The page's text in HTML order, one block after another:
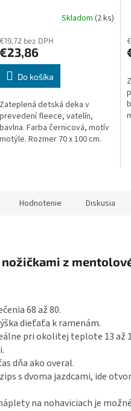
Skladom (2 ks)
€19,72 bez DPH
€23,86
Do košíka
Zateplená detská deka v
prevedení fleece, vatelín,
bavlna. Farba černicová, motív
motýle. Rozmer 70 x 100 cm.
z
5
Hodnotenie Diskusia
z
68 až 80.
dieťaťa k ramenám.
pri okolitej teplote 13 až
dňa ako overal.
s dvoma jazdcami, ide
na nohaviciach je